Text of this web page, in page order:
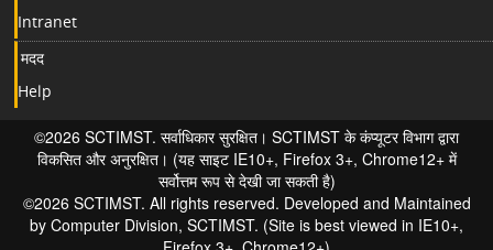
Intranet
मदद
Help
©2026 SCTIMST. सर्वाधिकार सुरक्षित। SCTIMST के कंप्यूटर विभाग द्वारा
विकसित और अनुरक्षित। (यह साइट IE10+, Firefox 3+, Chrome12+ में
सर्वोत्तम रूप से देखी जा सकती है)
©2026 SCTIMST. All rights reserved. Developed and Maintained
by Computer Division, SCTIMST. (Site is best viewed in IE10+,